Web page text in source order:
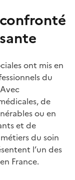
ont mis en
du
de
ou en
et de
du soin
l’un des
France.